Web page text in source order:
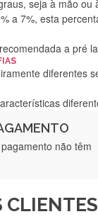
seja à mão ou
a 7%, esta
a pré
diferentes
não têm
Rápido,
a minha